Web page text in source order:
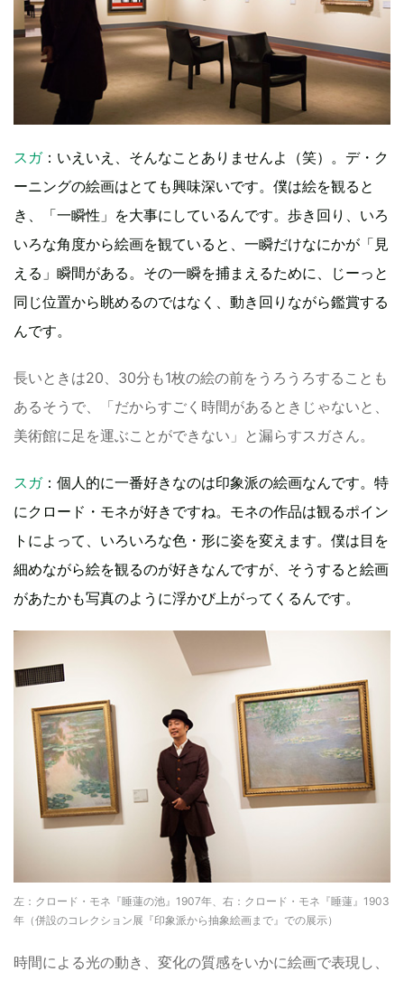
スガ：いえいえ、そんなことありませんよ（笑）。デ・ク
ーニングの絵画はとても興味深いです。僕は絵を観ると
き、「一瞬性」を大事にしているんです。歩き回り、いろ
いろな角度から絵画を観ていると、一瞬だけなにかが「見
える」瞬間がある。その一瞬を捕まえるために、じーっと
同じ位置から眺めるのではなく、動き回りながら鑑賞する
んです。
長いときは20、30分も1枚の絵の前をうろうろすることも
あるそうで、「だからすごく時間があるときじゃないと、
美術館に足を運ぶことができない」と漏らすスガさん。
スガ：個人的に一番好きなのは印象派の絵画なんです。特
にクロード・モネが好きですね。モネの作品は観るポイン
トによって、いろいろな色・形に姿を変えます。僕は目を
細めながら絵を観るのが好きなんですが、そうすると絵画
があたかも写真のように浮かび上がってくるんです。
左：クロード・モネ『睡蓮の池』1907年、右：クロード・モネ『睡蓮』1903
年（併設のコレクション展『印象派から抽象絵画まで』での展示）
時間による光の動き、変化の質感をいかに絵画で表現し、